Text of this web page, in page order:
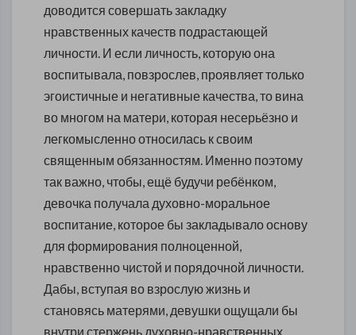
доводится совершать закладку
нравственных качеств подрастающей
личности. И если личность, которую она
воспитывала, повзрослев, проявляет только
эгоистичные и негативные качества, то вина
во многом на матери, которая несерьёзно и
легкомысленно относилась к своим
священным обязанностям. Именно поэтому
так важно, чтобы, ещё будучи ребёнком,
девочка получала духовно-моральное
воспитание, которое бы закладывало основу
для формирования полноценной,
нравственно чистой и порядочной личности.
Дабы, вступая во взрослую жизнь и
становясь матерями, девушки ощущали бы
внутри стержень духовно-нравственных